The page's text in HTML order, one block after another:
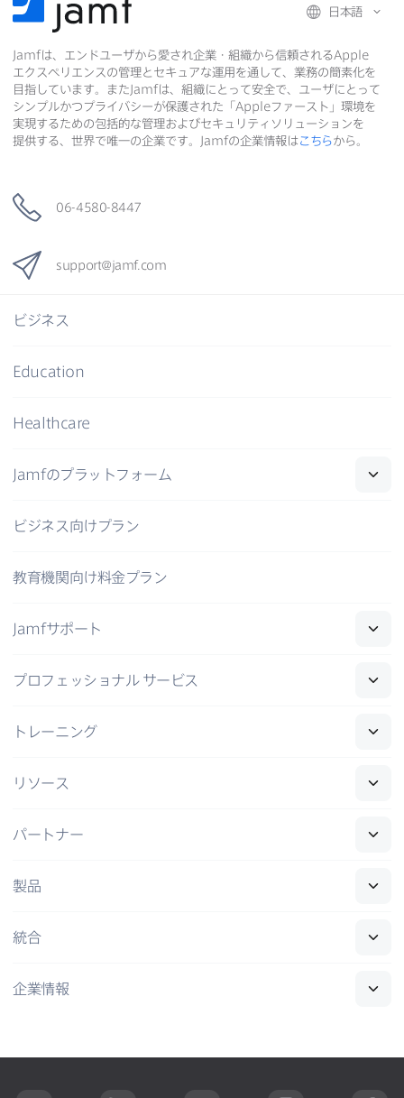
日本語
Jamfは、​エンドユーザから​愛され企業・組織から​信頼されるApple
エクスペリエンスの​管理と​セキュアな​運用を​通して、​業務の​簡素化を​
目指しています。​また Jamfは、​組織に​とって​安全で、​ユーザに​とって​
シンプルかつプライバシーが​保護された​「 Appleファースト」環境を​
実現する​ための​包括的な​管理および​セキュリティソリューションを​
提供する、​世界で​唯一の​企業です。
Jamfの​企業情報はこちらから。
06-4580-8447
support@jamf. com
ビジネス
Education
Healthcare
Jamfの​プラットフォーム
ビジネス向けプラン
教育機関向け料金プラン
Jamfサポート
プロフェッショナル サービス
トレーニング
リソース
パートナー
製品
統合
企業情報